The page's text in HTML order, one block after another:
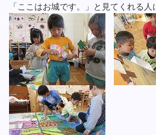
「ここはお城です。」と見てくれる人